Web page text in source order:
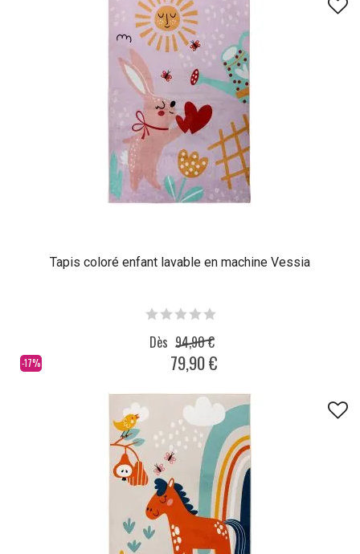
Tapis coloré enfant lavable en machine Vessia
-17%
Dès 94,90 €
79,90 €